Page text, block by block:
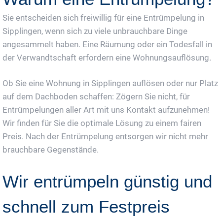
Sie entscheiden sich freiwillig für eine Entrümpelung in
Sipplingen, wenn sich zu viele unbrauchbare Dinge
angesammelt haben. Eine Räumung oder ein Todesfall in
der Verwandtschaft erfordern eine Wohnungsauflösung.
Ob Sie eine Wohnung in Sipplingen auflösen oder nur Platz
auf dem Dachboden schaffen: Zögern Sie nicht, für
Entrümpelungen aller Art mit uns Kontakt aufzunehmen!
Wir finden für Sie die optimale Lösung zu einem fairen
Preis. Nach der Entrümpelung entsorgen wir nicht mehr
brauchbare Gegenstände.
Wir entrümpeln günstig und
schnell zum Festpreis